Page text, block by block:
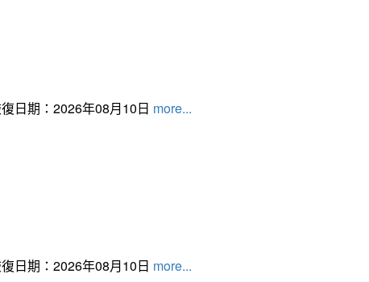
日期：2026年08月10日 more...
日期：2026年08月10日 more...